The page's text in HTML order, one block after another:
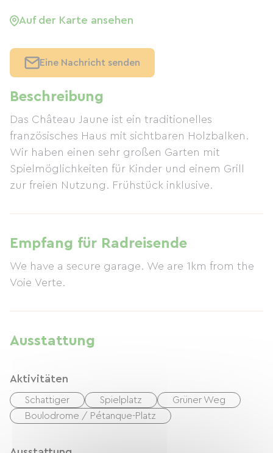
Beschreibung
Das Château Jaune ist ein traditionelles
französisches Haus mit sichtbaren Holzbalken.
Wir haben einen sehr großen Garten mit
Spielmöglichkeiten für Kinder und einem Grill
zur freien Nutzung. Frühstück inklusive.
Empfang für Radreisende
We have a secure garage. We are 1km from the
Voie Verte.
Ausstattung
Aktivitäten
Schattiger Spielplatz
Grüner Weg
Boulodrome / Pétanque-Platz
Auf der Karte ansehen
Eine Nachricht senden